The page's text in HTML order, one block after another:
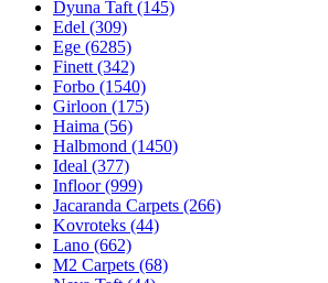
Dyuna Taft (145)
Edel (309)
Ege (6285)
Finett (342)
Forbo (1540)
Girloon (175)
Haima (56)
Halbmond (1450)
Ideal (377)
Infloor (999)
Jacaranda Carpets (266)
Kovroteks (44)
Lano (662)
M2 Carpets (68)